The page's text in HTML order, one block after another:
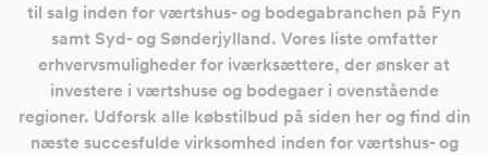
til salg inden for værtshus- og bodegabranchen på Fyn
samt Syd- og Sønderjylland. Vores liste omfatter
erhvervsmuligheder for iværksættere, der ønsker at
investere i værtshuse og bodegaer i ovenstående
regioner. Udforsk alle købstilbud på siden her og find din
næste succesfulde virksomhed inden for værtshus- og